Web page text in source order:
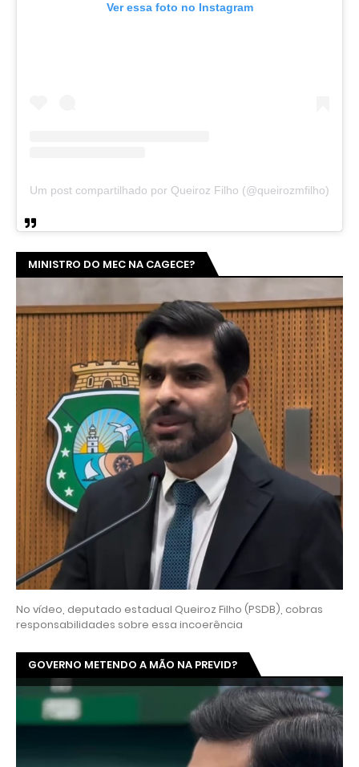
Ver essa foto no Instagram
Um post compartilhado por Queiroz Filho (@queirozmfilho)
MINISTRO DO MEC NA CAGECE?
No vídeo, deputado estadual Queiroz Filho (PSDB), cobras
responsabilidades sobre essa incoerência
GOVERNO METENDO A MÃO NA PREVID?